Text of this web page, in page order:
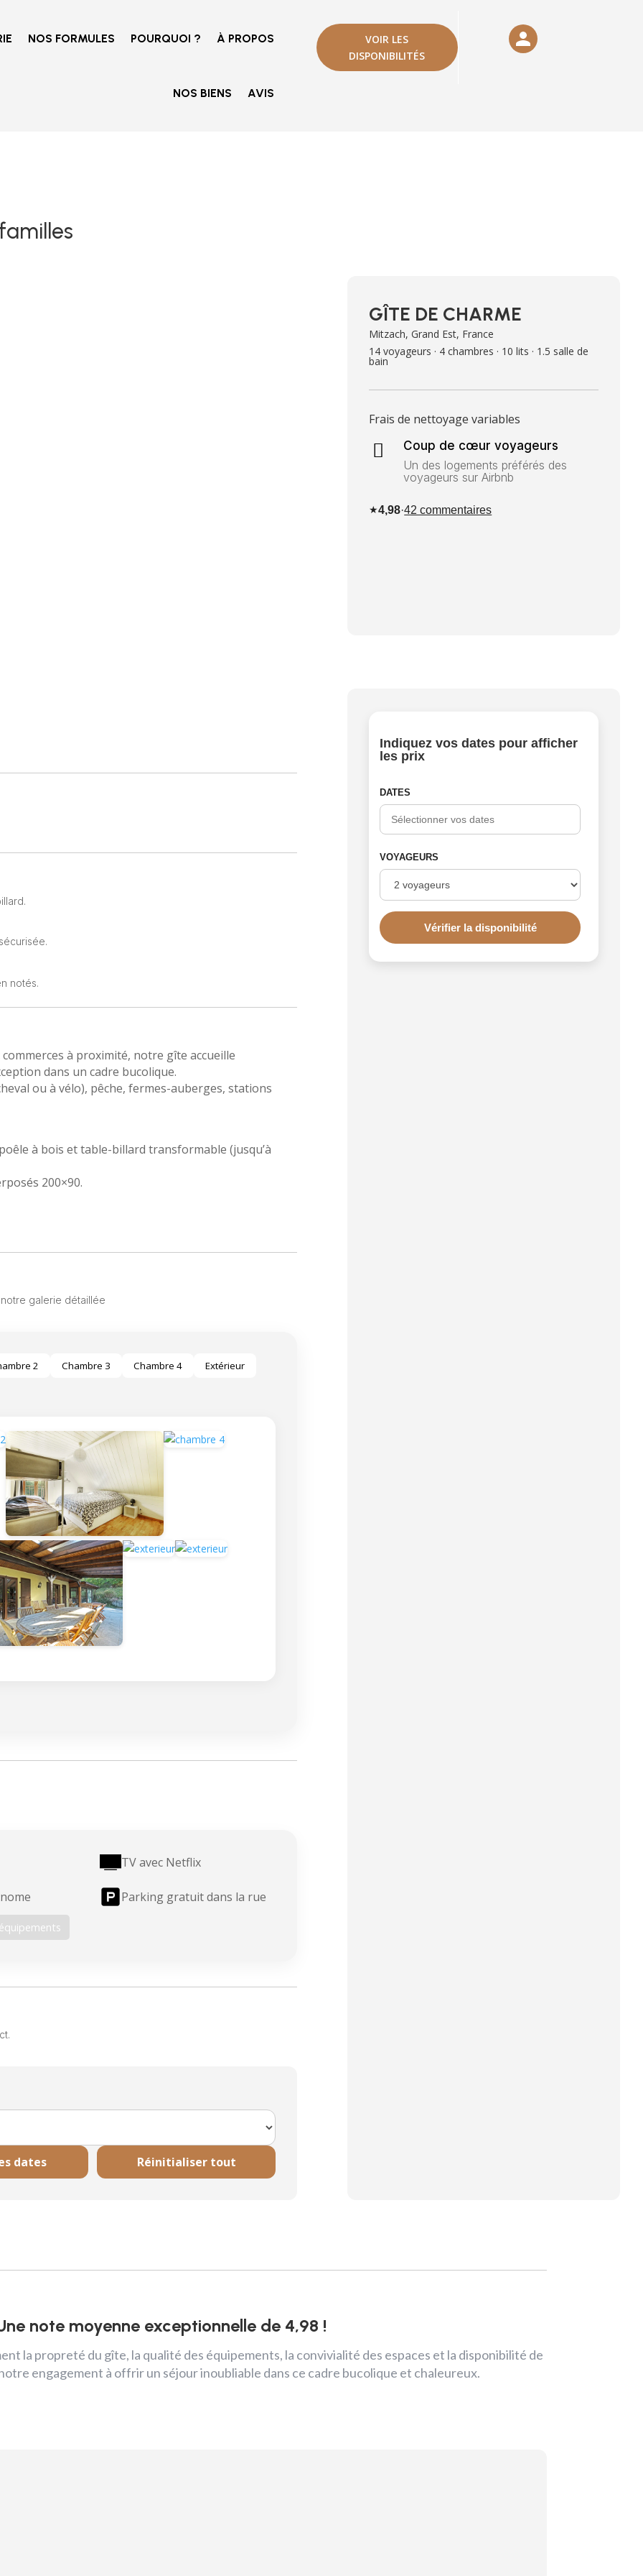
NOS FORMULES POURQUOI ? À PROPOS
NOS BIENS AVIS
VOIR LES
DISPONIBILITÉS
GÎTE DE CHARME
Mitzach, Grand Est, France
14 voyageurs · 4 chambres · 10 lits · 1.5 salle de
bain
Frais de nettoyage variables

Coup de cœur voyageurs
Un des logements préférés des
voyageurs sur Airbnb
★4,98·42 commentaires
notés.
à proximité, notre gîte accueille
dans un cadre bucolique.
ou à vélo), pêche, fermes-auberges, stations
à bois et table-billard transformable (jusqu’à
200×90.
auprès du traiteur situé à ~4 km
équipement) machine à laver, fer & planche
la Thur (Mitzbach / Ranspach). Idéal pour
lieux et du voisinage. Logement non-fumeur –
galerie détaillée
2 Chambre 3 Chambre 4
Extérieur
TV avec Netflix
Parking gratuit dans la rue
dates Réinitialiser tout
Indiquez vos dates pour afficher
les prix
DATES
VOYAGEURS
Vérifier la disponibilité
note moyenne exceptionnelle de 4,98 !
la propreté du gîte, la qualité des équipements, la convivialité des espaces et la disponibilité de
engagement à offrir un séjour inoubliable dans ce cadre bucolique et chaleureux.